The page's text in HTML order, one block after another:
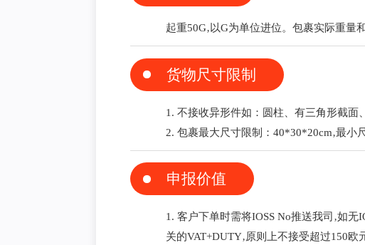
起重50G‚以G为单位进位。包裹实际重
货物尺寸限制
1. 不接收异形件如：圆柱、有三角形截面
2. 包裹最大尺寸限制：40*30*20cm‚最小
申报价值
1. 客户下单时需将IOSS No推送我司‚如
关的VAT+DUTY‚原则上不接受超过150